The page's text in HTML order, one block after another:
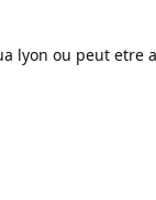
lyon ou peut etre